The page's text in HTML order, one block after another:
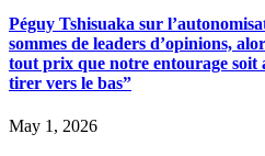
Péguy Tshisuaka sur
sommes de leaders d’opinions,
tout prix que notre entourage soit
tirer vers le bas”
May 1, 2026